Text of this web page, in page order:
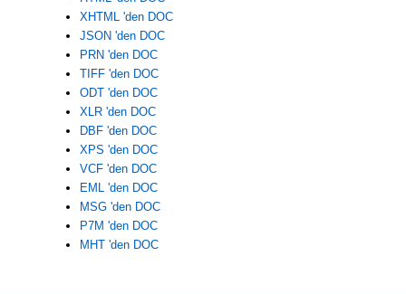
XHTML 'den DOC
JSON 'den DOC
PRN 'den DOC
TIFF 'den DOC
ODT 'den DOC
XLR 'den DOC
DBF 'den DOC
XPS 'den DOC
VCF 'den DOC
EML 'den DOC
MSG 'den DOC
P7M 'den DOC
MHT 'den DOC